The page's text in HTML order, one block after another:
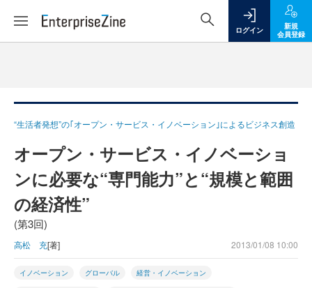
ログイン
新規
会員登録
“生活者発想”の｢オープン・サービス・イノベーション｣によるビジネス創造
オープン・サービス・イノベーショ
ンに必要な“専門能力”と“規模と範囲
の経済性”
(第3回)
高松 充[著] 2013/01/08 10:00
イノベーション グローバル 経営・イノベーション